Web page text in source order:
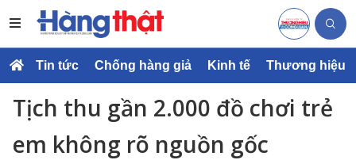
Tin tức Chống hàng giả Kinh tế Thương hiệu
Tịch thu gần 2.000 đồ chơi trẻ
em không rõ nguồn gốc